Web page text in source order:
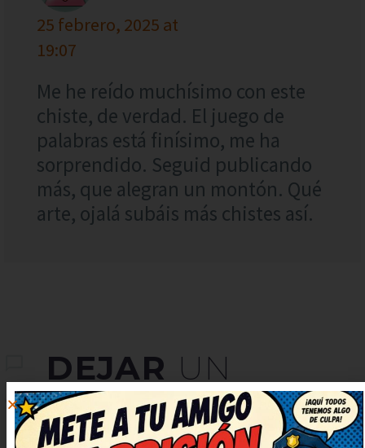
25 febrero, 2025 at
19:07
Me he reído muchísimo con este
chiste, de verdad. El juego de
palabras está finísimo, me ha
sorprendido. Seguid publicando
más, que alegran un montón. Qué
arte, ojalá subáis más chistes así.
DEJAR UN
COMENTARIO